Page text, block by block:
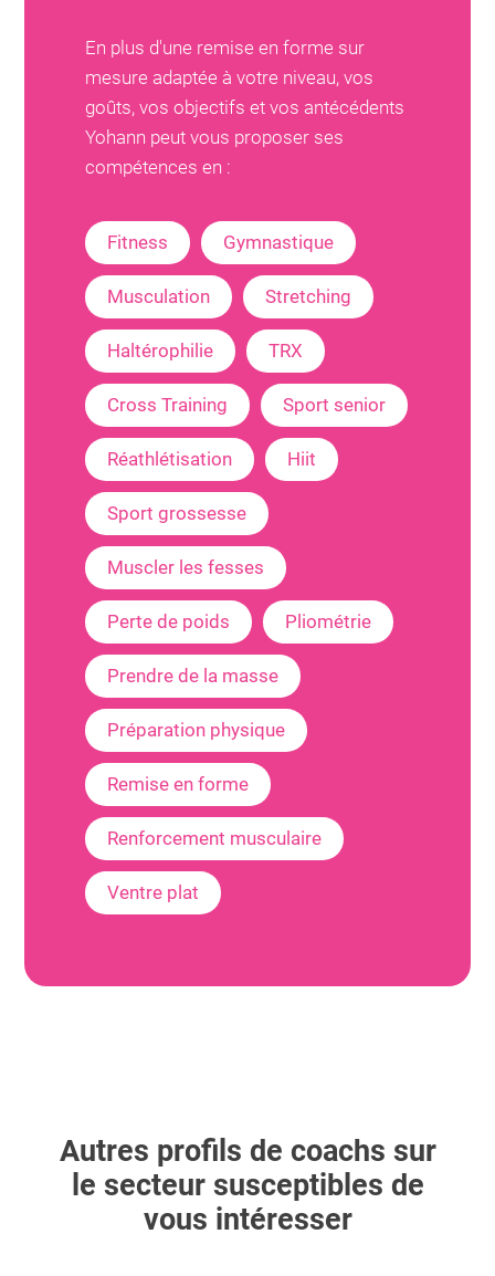
En plus d'une remise en forme sur
mesure adaptée à votre niveau, vos
goûts, vos objectifs et vos antécédents
Yohann peut vous proposer ses
compétences en :
Fitness Gymnastique
Musculation Stretching
Haltérophilie TRX
Cross Training Sport senior
Réathlétisation Hiit
Sport grossesse
Muscler les fesses
Perte de poids Pliométrie
Prendre de la masse
Préparation physique
Remise en forme
Renforcement musculaire
Ventre plat
Autres profils de coachs sur
le secteur susceptibles de
vous intéresser